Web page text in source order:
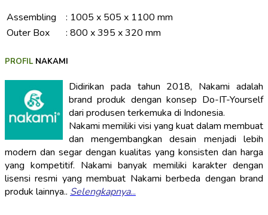
Assembling
: 1005 x 505 x 1100 mm
Outer Box
: 800 x 395 x 320 mm
PROFILNAKAMI
Didirikan pada tahun 2018, Nakami adalah
brand produk dengan konsep Do-IT-Yourself
dari produsen terkemuka di Indonesia.
Nakami memiliki visi yang kuat dalam membuat
dan mengembangkan desain menjadi lebih
modern dan segar dengan kualitas yang konsisten dan harga
yang kompetitif. Nakami banyak memiliki karakter dengan
lisensi resmi yang membuat Nakami berbeda dengan brand
produk lainnya.. Selengkapnya...